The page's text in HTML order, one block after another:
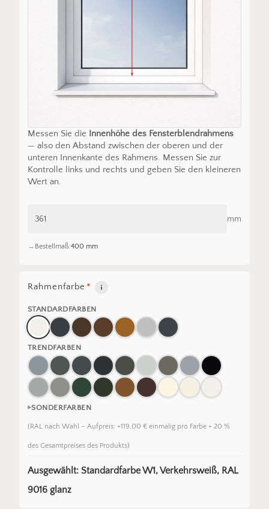
Messen Sie die Innenhöhe des Fensterblendrahmens
— also den Abstand zwischen der oberen und der
unteren Innenkante des Rahmens. Messen Sie zur
Kontrolle links und rechts und geben Sie den kleineren
Wert an.
mm
Bestellmaß:400 mm
Rahmenfarbe *
STANDARDFARBEN
TRENDFARBEN
SONDERFARBEN
(RAL nach Wahl – Aufpreis: +119,00 € einmalig pro Farbe + 20 %
des Gesamtpreises des Produkts)
Ausgewählt: Standardfarbe W1, Verkehrsweiß, RAL
9016 glanz